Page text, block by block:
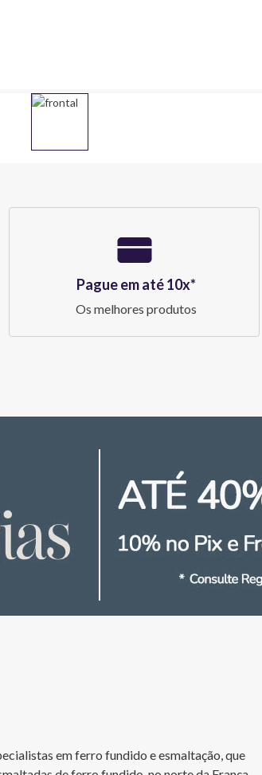
Pague em até 10x*
Os melhores produtos
em ferro fundido e esmaltação, que